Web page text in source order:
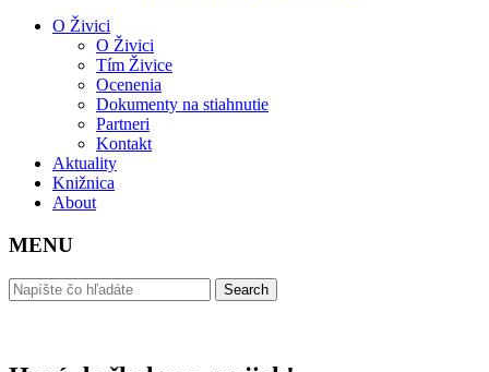
O Živici
O Živici
Tím Živice
Ocenenia
Dokumenty na stiahnutie
Partneri
Kontakt
Aktuality
Knižnica
About
MENU